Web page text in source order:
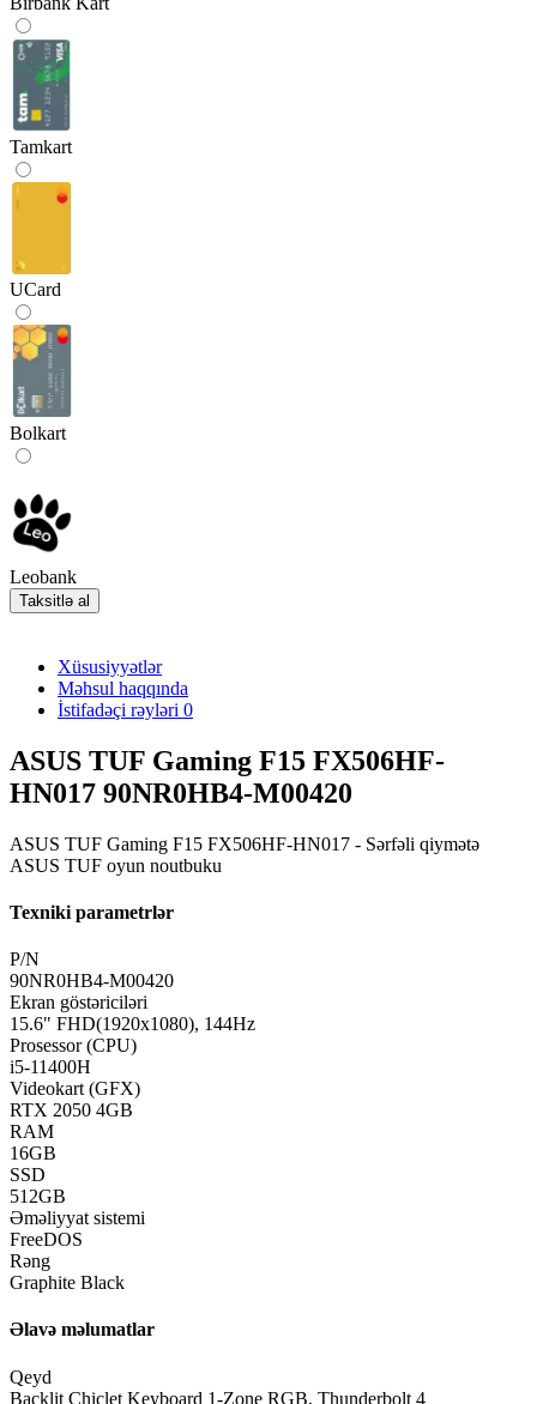
Tamkart
UCard
Bolkart
Leobank
Taksitlə al
Xüsusiyyətlər
Məhsul haqqında
İstifadəçi rəyləri 0
ASUS TUF Gaming F15 FX506HF-
HN017 90NR0HB4-M00420
ASUS TUF Gaming F15 FX506HF-HN017 - Sərfəli qiymətə
ASUS TUF oyun noutbuku
Texniki parametrlər
P/N
90NR0HB4-M00420
Ekran göstəriciləri
15.6" FHD(1920x1080), 144Hz
Prosessor (CPU)
i5-11400H
Videokart (GFX)
RTX 2050 4GB
RAM
16GB
SSD
512GB
Əməliyyat sistemi
FreeDOS
Rəng
Graphite Black
Əlavə məlumatlar
Qeyd
Backlit Chiclet Keyboard 1-Zone RGB, Thunderbolt 4